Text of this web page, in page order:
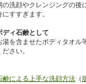
の洗顔やクレンジングの後
にすすぎます。
ディ石鹸として
湯を含ませたボディタオル
ださい。
鹸による上手な洗顔方法（